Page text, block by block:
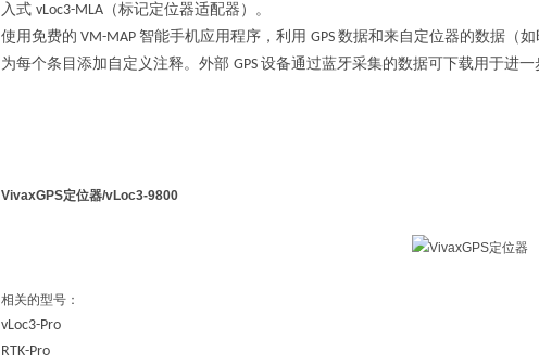
入式 vLoc3-MLA （标记定位器适配器）。
使用免费的 VM-MAP 智能手机应用程序，利用 GPS 数据和来自定位器的数据（
为每个条目添加自定义注释。外部 GPS 设备通过蓝牙采集的数据可下载用于进
VivaxGPS定位器/vLoc3-9800
相关的型号：
vLoc3-Pro
RTK-Pro